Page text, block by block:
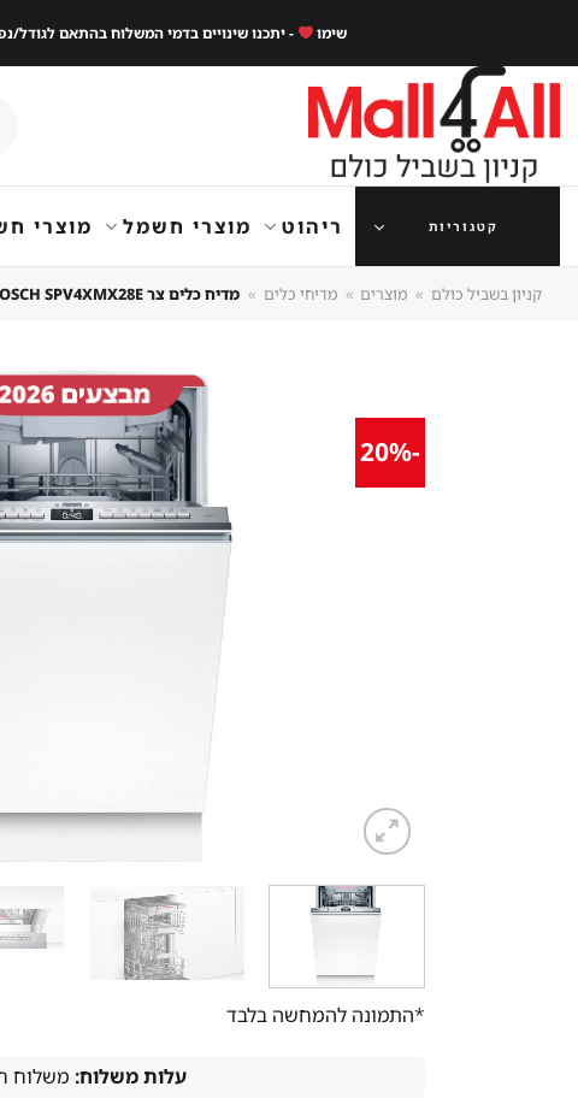
content
שימו - יתכנו שינויים בדמי המשלוח בהתאם
קטגוריות ריהוט מוצרי חשמל מוצרי
קניון בשביל כולם » מוצרים » מדיחי כלים » מדיח כלים ‏צר BOSCH SPV4XMX28E בוש 2023
-20%
*התמונה להמחשה בלבד
עלות משלוח: משלוח